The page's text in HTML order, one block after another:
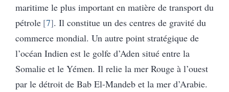
maritime le plus important en matière de transport du
pétrole 7 . Il constitue un des centres de gravité du
commerce mondial. Un autre point stratégique de
l’océan Indien est le golfe d’Aden situé entre la
Somalie et le Yémen. Il relie la mer Rouge à l’ouest
par le détroit de Bab El-Mandeb et la mer d’Arabie.